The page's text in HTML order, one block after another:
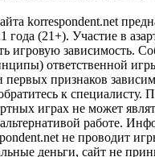
korrespondent.net
года (21+). Участие в
игровую зависимость.
ответственной
признаков
к специалисту.
играх не может
работе.
не проводит
деньги, сайт не